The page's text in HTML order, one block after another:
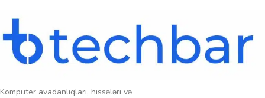
Kompüter avadanlıqları, hissələri və